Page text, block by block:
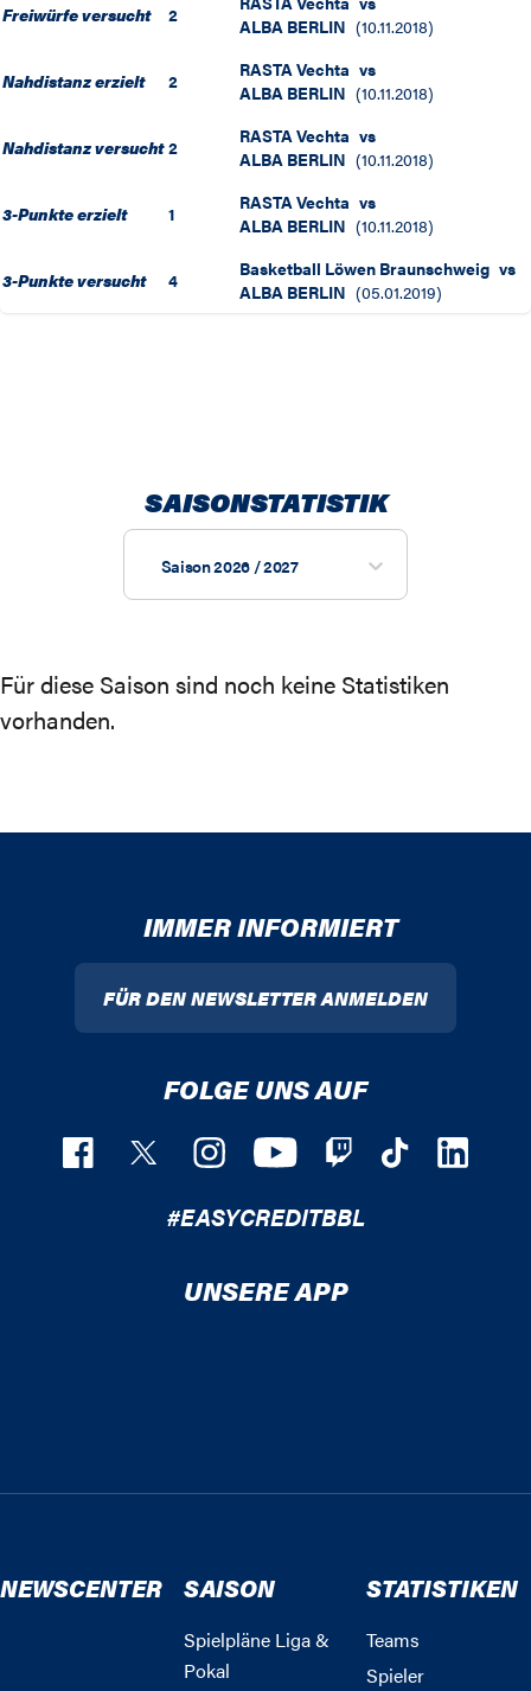
Freiwürfe versucht 2
ALBA BERLIN (10.11.2018)
Nahdistanz erzielt 2 RASTA Vechta vs
ALBA BERLIN (10.11.2018)
Nahdistanz versucht 2 RASTA Vechta vs
ALBA BERLIN (10.11.2018)
3-Punkte erzielt 1 RASTA Vechta vs
ALBA BERLIN (10.11.2018)
3-Punkte versucht 4 Basketball Löwen Braunschweig vs
ALBA BERLIN (05.01.2019)
SAISONSTATISTIK
Saison 2026 / 2027
Für diese Saison sind noch keine Statistiken
vorhanden.
IMMER INFORMIERT
FÜR DEN NEWSLETTER ANMELDEN
FOLGE UNS AUF
#EASYCREDITBBL
UNSERE APP
NEWSCENTER SAISON
Spielpläne Liga &
Pokal
STATISTIKEN
Teams
Spieler